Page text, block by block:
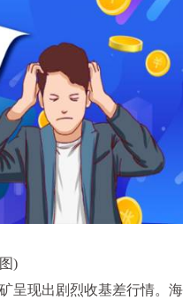
)
呈现出剧烈收基差行情。海